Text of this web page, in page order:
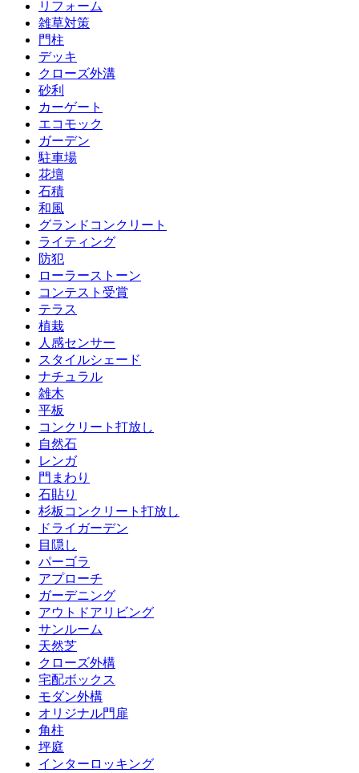
リフォーム
雑草対策
門柱
デッキ
クローズ外溝
砂利
カーゲート
エコモック
ガーデン
駐車場
花壇
石積
和風
グランドコンクリート
ライティング
防犯
ローラーストーン
コンテスト受賞
テラス
植栽
人感センサー
スタイルシェード
ナチュラル
雑木
平板
コンクリート打放し
自然石
レンガ
門まわり
石貼り
杉板コンクリート打放し
ドライガーデン
目隠し
パーゴラ
アプローチ
ガーデニング
アウトドアリビング
サンルーム
天然芝
クローズ外構
宅配ボックス
モダン外構
オリジナル門扉
角柱
坪庭
インターロッキング